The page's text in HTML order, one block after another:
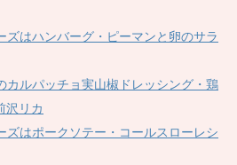
ズはハンバーグ・ピーマンと卵のサラ
カルパッチョ実山椒ドレッシング・鶏
沢リカ
ズはポークソテー・コールスローレシ